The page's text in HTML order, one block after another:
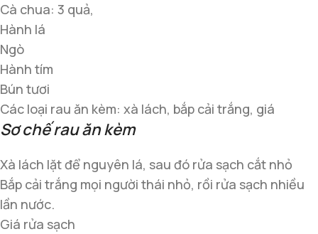
Cà chua: 3 quả,
Hành lá
Ngò
Hành tím
Bún tươi
Các loại rau ăn kèm: xà lách, bắp cải trắng, giá
Sơ chế rau ăn kèm
Xà lách lặt để nguyên lá, sau đó rửa sạch cắt nhỏ
Bắp cải trắng mọi người thái nhỏ, rồi rửa sạch nhiều
lần nước.
Giá rửa sạch